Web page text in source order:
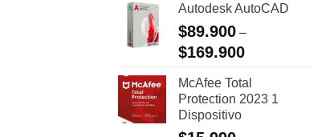
Autodesk AutoCAD
$89.900 –
$169.900
McAfee Total
Protection 2023 1
Dispositivo